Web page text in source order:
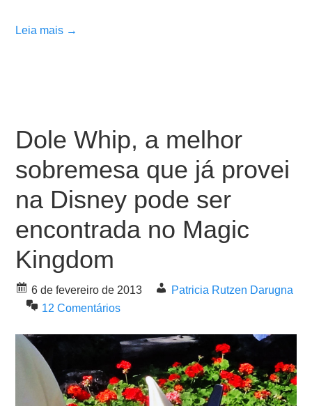
Leia mais →
Dole Whip, a melhor
sobremesa que já provei
na Disney pode ser
encontrada no Magic
Kingdom
6 de fevereiro de 2013
Patricia Rutzen Darugna
12 Comentários